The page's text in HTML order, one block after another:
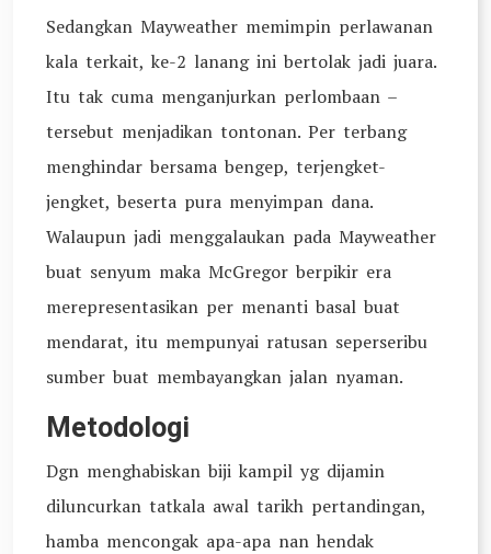
Sedangkan Mayweather memimpin perlawanan
kala terkait, ke-2 lanang ini bertolak jadi juara.
Itu tak cuma menganjurkan perlombaan –
tersebut menjadikan tontonan. Per terbang
menghindar bersama bengep, terjengket-
jengket, beserta pura menyimpan dana.
Walaupun jadi menggalaukan pada Mayweather
buat senyum maka McGregor berpikir era
merepresentasikan per menanti basal buat
mendarat, itu mempunyai ratusan seperseribu
sumber buat membayangkan jalan nyaman.
Metodologi
Dgn menghabiskan biji kampil yg dijamin
diluncurkan tatkala awal tarikh pertandingan,
hamba mencongak apa-apa nan hendak